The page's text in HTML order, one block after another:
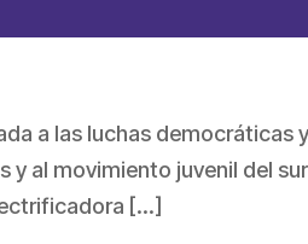
a las luchas democráticas
al movimiento juvenil del
[…]